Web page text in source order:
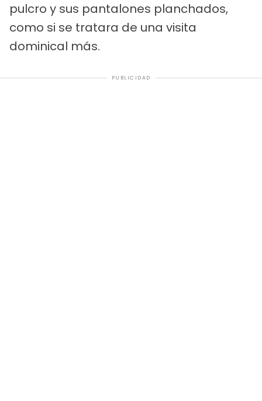
pulcro y sus pantalones planchados,
como si se tratara de una visita
dominical más.
PUBLICIDAD